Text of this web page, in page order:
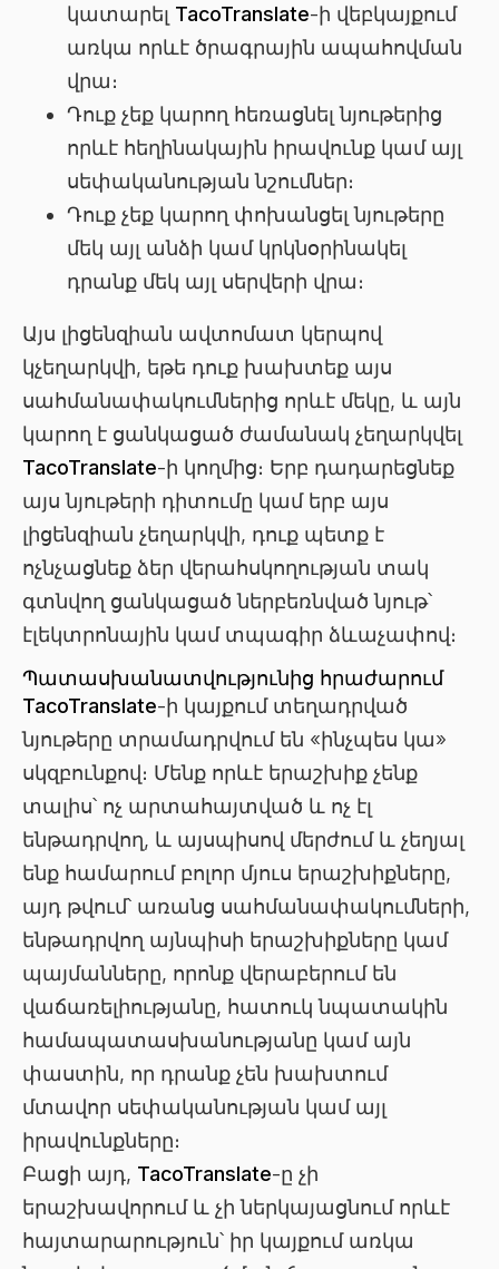
կատարել TacoTranslate-ի վեբկայքում
առկա որևէ ծրագրային ապահովման
վրա։
Դուք չեք կարող հեռացնել նյութերից
որևէ հեղինակային իրավունք կամ այլ
սեփականության նշումներ։
Դուք չեք կարող փոխանցել նյութերը
մեկ այլ անձի կամ կրկնօրինակել
դրանք մեկ այլ սերվերի վրա։
Այս լիցենզիան ավտոմատ կերպով
կչեղարկվի, եթե դուք խախտեք այս
սահմանափակումներից որևէ մեկը, և այն
կարող է ցանկացած ժամանակ չեղարկվել
TacoTranslate-ի կողմից։ Երբ դադարեցնեք
այս նյութերի դիտումը կամ երբ այս
լիցենզիան չեղարկվի, դուք պետք է
ոչնչացնեք ձեր վերահսկողության տակ
գտնվող ցանկացած ներբեռնված նյութ՝
էլեկտրոնային կամ տպագիր ձևաչափով։
Պատասխանատվությունից հրաժարում
TacoTranslate-ի կայքում տեղադրված
նյութերը տրամադրվում են «ինչպես կա»
սկզբունքով։ Մենք որևէ երաշխիք չենք
տալիս՝ ոչ արտահայտված և ոչ էլ
ենթադրվող, և այսպիսով մերժում և չեղյալ
ենք համարում բոլոր մյուս երաշխիքները,
այդ թվում՝ առանց սահմանափակումների,
ենթադրվող այնպիսի երաշխիքները կամ
պայմանները, որոնք վերաբերում են
վաճառելիությանը, հատուկ նպատակին
համապատասխանությանը կամ այն
փաստին, որ դրանք չեն խախտում
մտավոր սեփականության կամ այլ
իրավունքները։
Բացի այդ, TacoTranslate-ը չի
երաշխավորում և չի ներկայացնում որևէ
հայտարարություն՝ իր կայքում առկա